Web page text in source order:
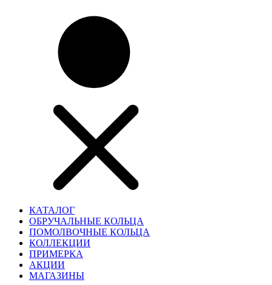
КАТАЛОГ
ОБРУЧАЛЬНЫЕ КОЛЬЦА
ПОМОЛВОЧНЫЕ КОЛЬЦА
КОЛЛЕКЦИИ
ПРИМЕРКА
АКЦИИ
МАГАЗИНЫ